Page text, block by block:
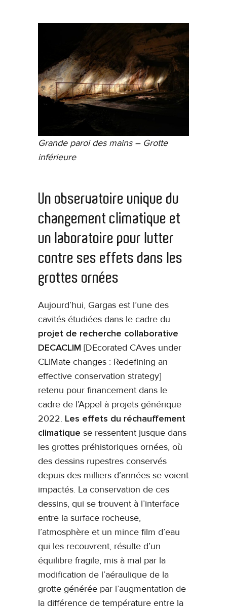
Grande paroi des mains – Grotte
inférieure
Un observatoire unique du
changement climatique et
un laboratoire pour lutter
contre ses effets dans les
grottes ornées
Aujourd’hui, Gargas est l’une des
cavités étudiées dans le cadre du
projet de recherche collaborative
DECACLIM [DEcorated CAves under
CLIMate changes : Redefining an
effective conservation strategy]
retenu pour financement dans le
cadre de l’Appel à projets générique
2022. Les effets du réchauffement
climatique se ressentent jusque dans
les grottes préhistoriques ornées, où
des dessins rupestres conservés
depuis des milliers d’années se voient
impactés. La conservation de ces
dessins, qui se trouvent à l’interface
entre la surface rocheuse,
l’atmosphère et un mince film d’eau
qui les recouvrent, résulte d’un
équilibre fragile, mis à mal par la
modification de l’aéraulique de la
grotte générée par l’augmentation de
la différence de température entre la